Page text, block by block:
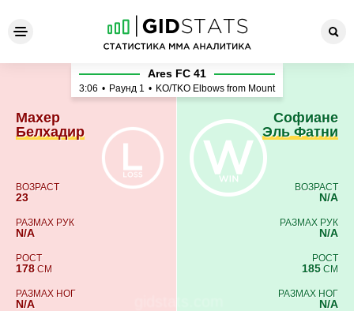
Махер Белхадир -
Махер
Белхадир
ВОЗРАСТ
23
РАЗМАХ РУК
N/A
РОСТ
178 СМ
РАЗМАХ НОГ
N/A
Ares FC 41
3:06 • Раунд 1 • KO/TKO Elbows from Mount
Софиане
Эль Фатни
ВОЗРАСТ
N/A
РАЗМАХ РУК
N/A
РОСТ
185 СМ
РАЗМАХ НОГ
N/A